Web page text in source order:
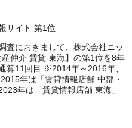
査におきまして、株式会社ニッ
仲介 賃貸 東海】の第1位を8年
算11回目 ※2014年～2016年、
年は「賃貸情報店舗 中部・
年は「賃貸情報店舗 東海」